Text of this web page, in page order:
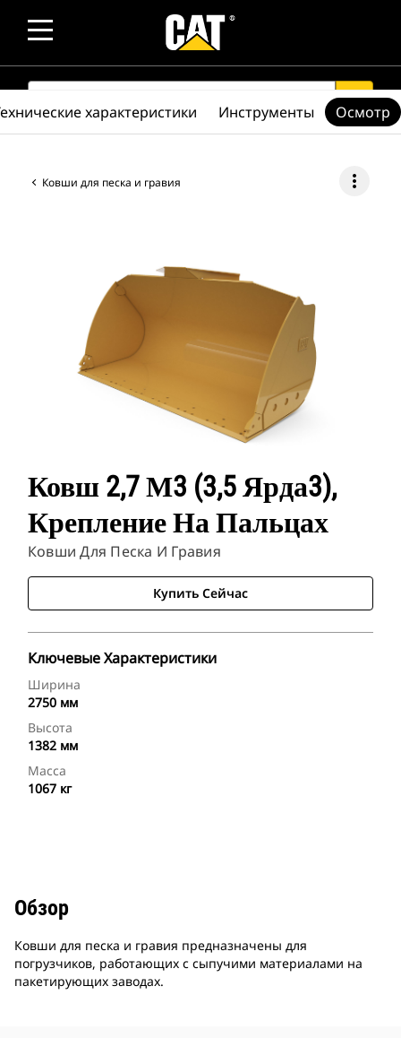
SEARCH search
Ковши для песка и гравия more_vert
Ковш 2,7 М3 (3,5 Ярда3),
Крепление На Пальцах
Ковши Для Песка И Гравия
Купить Сейчас
Ключевые Характеристики
Ширина
2750 мм
Высота
1382 мм
Масса
1067 кг
характеристики Инструменты Осмотр
Обзор
Ковши для песка и гравия предназначены для
погрузчиков, работающих с сыпучими материалами на
пакетирующих заводах.